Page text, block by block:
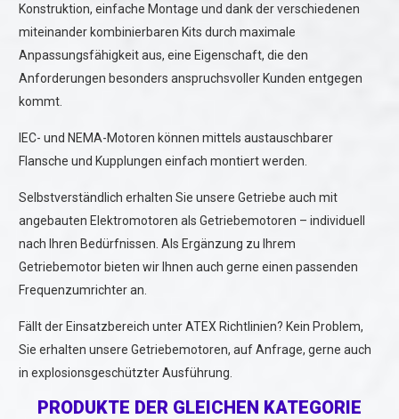
Konstruktion, einfache Montage und dank der verschiedenen
miteinander kombinierbaren Kits durch maximale
Anpassungsfähigkeit aus, eine Eigenschaft, die den
Anforderungen besonders anspruchsvoller Kunden entgegen
kommt.
IEC- und NEMA-Motoren können mittels austauschbarer
Flansche und Kupplungen einfach montiert werden.
Selbstverständlich erhalten Sie unsere Getriebe auch mit
angebauten Elektromotoren als Getriebemotoren – individuell
nach Ihren Bedürfnissen. Als Ergänzung zu Ihrem
Getriebemotor bieten wir Ihnen auch gerne einen passenden
Frequenzumrichter an.
Fällt der Einsatzbereich unter ATEX Richtlinien? Kein Problem,
Sie erhalten unsere Getriebemotoren, auf Anfrage, gerne auch
in explosionsgeschützter Ausführung.
PRODUKTE DER GLEICHEN KATEGORIE